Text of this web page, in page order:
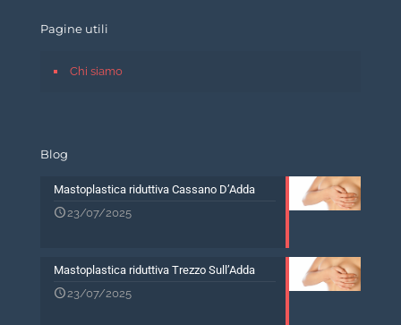
Pagine utili
Chi siamo
Blog
Mastoplastica riduttiva Cassano D’Adda
23/07/2025
Mastoplastica riduttiva Trezzo Sull’Adda
23/07/2025